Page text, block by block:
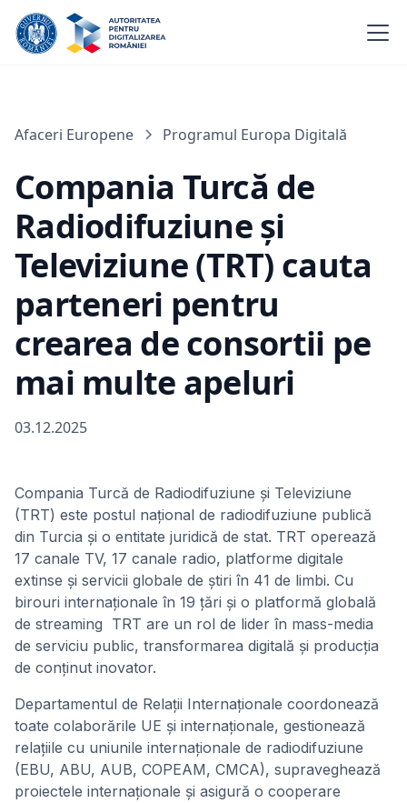
Afaceri Europene Programul Europa Digitală
Compania Turcă de
Radiodifuziune și
Televiziune (TRT) cauta
parteneri pentru
crearea de consortii pe
mai multe apeluri
03.12.2025
Compania Turcă de Radiodifuziune și Televiziune
(TRT) este postul național de radiodifuziune publică
din Turcia și o entitate juridică de stat. TRT operează
17 canale TV, 17 canale radio, platforme digitale
extinse și servicii globale de știri în 41 de limbi. Cu
birouri internaționale în 19 țări și o platformă globală
de streaming TRT are un rol de lider în mass-media
de serviciu public, transformarea digitală și producția
de conținut inovator.
Departamentul de Relații Internaționale coordonează
toate colaborările UE și internaționale, gestionează
relațiile cu uniunile internaționale de radiodifuziune
(EBU, ABU, AUB, COPEAM, CMCA), supraveghează
proiectele internaționale și asigură o cooperare